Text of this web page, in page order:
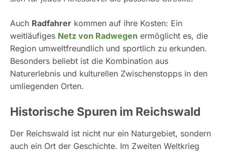
Auch Radfahrer kommen auf ihre Kosten: Ein
weitläufiges Netz von Radwegen ermöglicht es, die
Region umweltfreundlich und sportlich zu erkunden.
Besonders beliebt ist die Kombination aus
Naturerlebnis und kulturellen Zwischenstopps in den
umliegenden Orten.
Historische Spuren im Reichswald
Der Reichswald ist nicht nur ein Naturgebiet, sondern
auch ein Ort der Geschichte. Im Zweiten Weltkrieg